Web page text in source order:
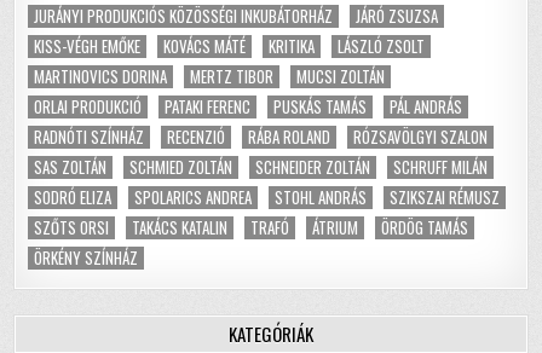
JURÁNYI PRODUKCIÓS KÖZÖSSÉGI INKUBÁTORHÁZ
JÁRÓ ZSUZSA
KISS-VÉGH EMŐKE
KOVÁCS MÁTÉ KRITIKA
LÁSZLÓ ZSOLT
MARTINOVICS DORINA
MERTZ TIBOR
MUCSI ZOLTÁN
ORLAI PRODUKCIÓ
PATAKI FERENC PUSKÁS TAMÁS
PÁL ANDRÁS
RADNÓTI SZÍNHÁZ
RECENZIÓ RÁBA ROLAND
RÓZSAVÖLGYI SZALON
SAS ZOLTÁN
SCHMIED ZOLTÁN SCHNEIDER ZOLTÁN
SCHRUFF MILÁN
SODRÓ ELIZA
SPOLARICS ANDREA STOHL ANDRÁS
SZIKSZAI RÉMUSZ
SZŐTS ORSI
TAKÁCS KATALIN TRAFÓ ÁTRIUM
ÖRDÖG TAMÁS
ÖRKÉNY SZÍNHÁZ
KATEGÓRIÁK